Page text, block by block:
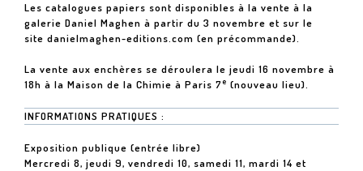
Les catalogues papiers sont disponibles à la vente à la
galerie Daniel Maghen à partir du 3 novembre et sur le
site danielmaghen-editions.com (en précommande).
La vente aux enchères se déroulera le jeudi 16 novembre à
18h à la Maison de la Chimie à Paris 7e (nouveau lieu).
INFORMATIONS PRATIQUES :
Exposition publique (entrée libre)
Mercredi 8, jeudi 9, vendredi 10, samedi 11, mardi 14 et